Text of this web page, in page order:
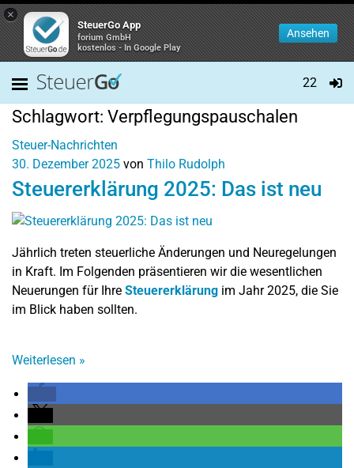
×
SteuerGo App
forium GmbH
kostenlos - In Google Play
Ansehen
22
Schlagwort: Verpflegungspauschalen
Steuer-Nachrichten
30. Dezember 2025 von Thilo Rudolph
Steuererklärung 2025: Das ist neu
Jährlich treten steuerliche Änderungen und Neuregelungen
in Kraft. Im Folgenden präsentieren wir die wesentlichen
Neuerungen für Ihre Steuererklärung im Jahr 2025, die Sie
im Blick haben sollten.
Weiterlesen »